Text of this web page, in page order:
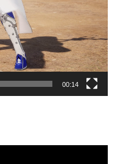
00:14